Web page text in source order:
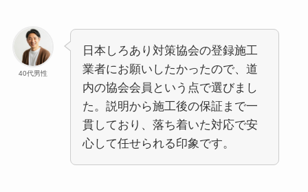
40代男性
日本しろあり対策協会の登録施工
業者にお願いしたかったので、道
内の協会会員という点で選びまし
た。説明から施工後の保証まで一
貫しており、落ち着いた対応で安
心して任せられる印象です。